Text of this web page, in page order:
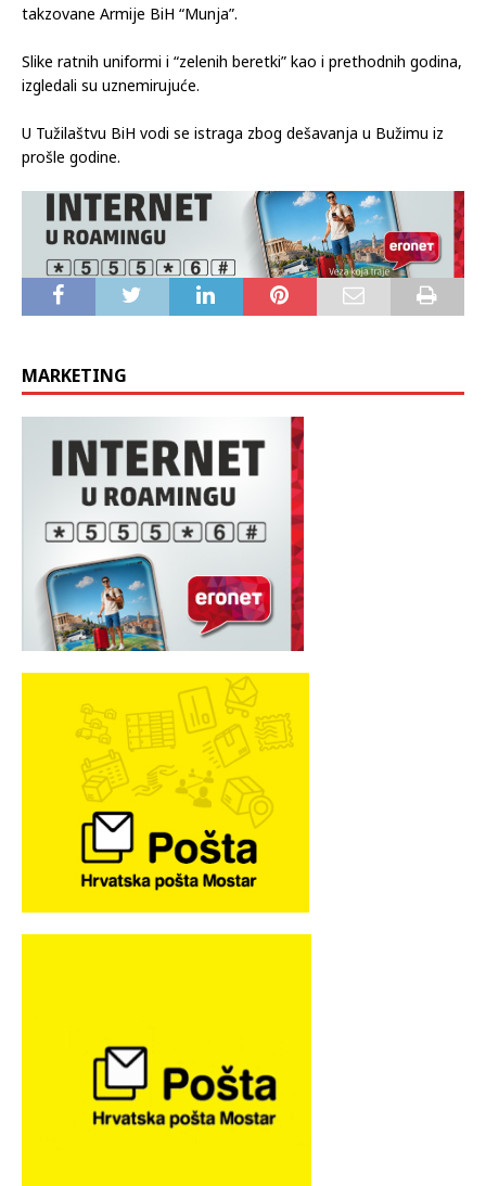
takzovane Armije BiH “Munja”.
Slike ratnih uniformi i “zelenih beretki” kao i prethodnih godina,
izgledali su uznemirujuće.
U Tužilaštvu BiH vodi se istraga zbog dešavanja u Bužimu iz
prošle godine.
MARKETING